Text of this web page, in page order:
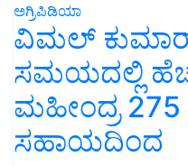
ಅಗ್ರಿಪಿಡಿಯಾ
ವಿಮಲ್
ಸಮಯದಲ್ಲಿ
ಮಹೀಂದ್ರ 275
ಸಹಾಯದಿಂದ